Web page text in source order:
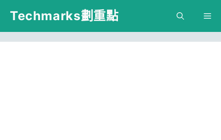
跳
主
Techmarks劃重點